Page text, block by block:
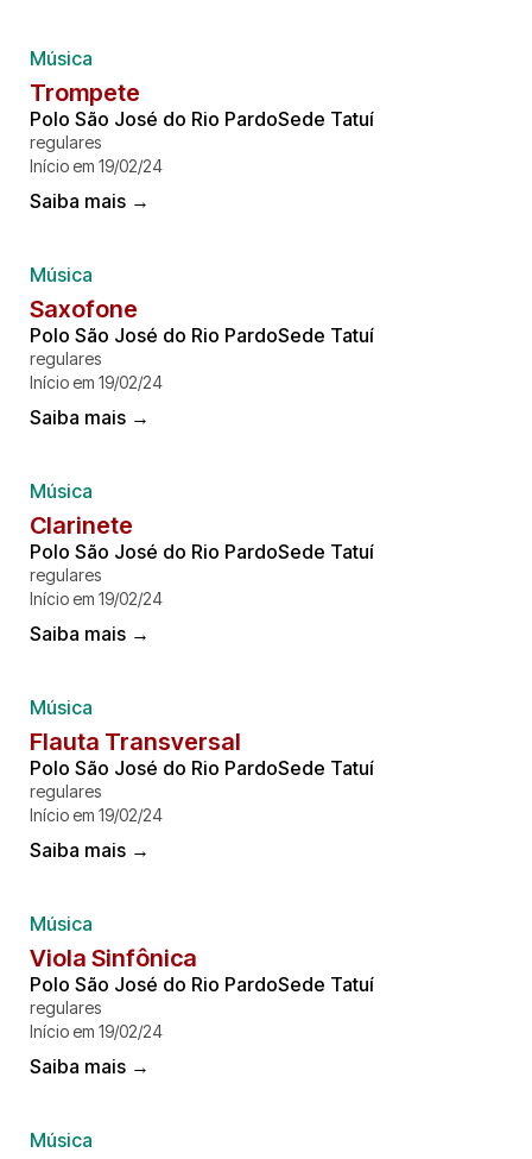
Música
Trompete
Polo São José do Rio PardoSede Tatuí
regulares
Início em 19/02/24
Saiba mais →
Música
Saxofone
Polo São José do Rio PardoSede Tatuí
regulares
Início em 19/02/24
Saiba mais →
Música
Clarinete
Polo São José do Rio PardoSede Tatuí
regulares
Início em 19/02/24
Saiba mais →
Música
Flauta Transversal
Polo São José do Rio PardoSede Tatuí
regulares
Início em 19/02/24
Saiba mais →
Música
Viola Sinfônica
Polo São José do Rio PardoSede Tatuí
regulares
Início em 19/02/24
Saiba mais →
Música